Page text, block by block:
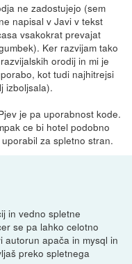
ne zadostujejo (sem
napisal v Javi v tekst
vsakokrat prevajat
Ker razvijam tako
orodij in mi je
kot tudi najhitrejsi
izboljsala).
je pa uporabnost kode.
ce bi hotel podobno
za spletno stran.
in vedno spletne
se pa lahko celotno
autorun apača in mysql in
preko spletnega